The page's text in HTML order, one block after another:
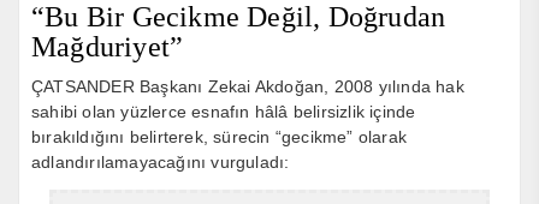
“Bu Bir Gecikme Değil, Doğrudan
Mağduriyet”
ÇATSANDER Başkanı Zekai Akdoğan, 2008 yılında hak
sahibi olan yüzlerce esnafın hâlâ belirsizlik içinde
bırakıldığını belirterek, sürecin “gecikme” olarak
adlandırılamayacağını vurguladı: